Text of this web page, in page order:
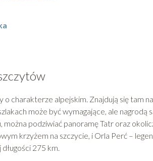
o charakterze alpejskim. Znajdują się tam
może być wymagające, ale
podziwiać panoramę Tatr oraz
krzyżem na szczycie, i Orla Perć –
275 km.